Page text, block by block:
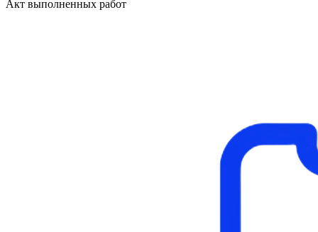
Акт выполненных работ